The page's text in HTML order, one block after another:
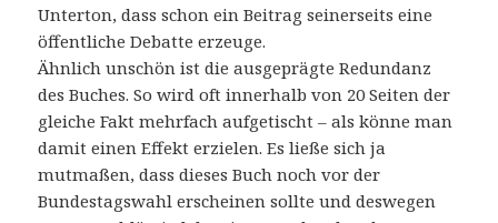
Unterton, dass schon ein Beitrag seinerseits eine
öffentliche Debatte erzeuge.
Ähnlich unschön ist die ausgeprägte Redundanz
des Buches. So wird oft innerhalb von 20 Seiten der
gleiche Fakt mehrfach aufgetischt – als könne man
damit einen Effekt erzielen. Es ließe sich ja
mutmaßen, dass dieses Buch noch vor der
Bundestagswahl erscheinen sollte und deswegen